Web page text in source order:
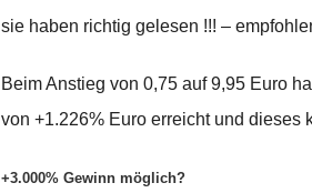
sie haben richtig gelesen !!! –
Beim Anstieg von 0,75 auf 9,95 Euro
von +1.226% Euro erreicht und dieses
+3.000% Gewinn möglich?